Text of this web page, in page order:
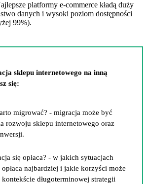
platformy e-commerce kładą duży
danych i wysoki poziom dostępności
99%).
sklepu internetowego na inną
się:
migrować? - migracja może być
rozwoju sklepu internetowego oraz
się opłaca? - w jakich sytuacjach
najbardziej i jakie korzyści może
długoterminowej strategii